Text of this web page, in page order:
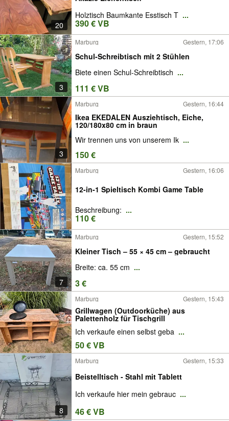
20
Holztisch Baumkante Esstisch T ...
390 € VB
3
Marburg Gestern, 17:06
Schul-Schreibtisch mit 2 Stühlen
Biete einen Schul-Schreibtisch ...
111 € VB
3
Marburg Gestern, 16:44
Ikea EKEDALEN Ausziehtisch, Eiche,
120/180x80 cm in braun
Wir trennen uns von unserem Ik ...
150 €
Marburg Gestern, 16:06
12-in-1 Spieltisch Kombi Game Table
Beschreibung: ...
110 €
7
Marburg Gestern, 15:52
Kleiner Tisch – 55 × 45 cm – gebraucht
Breite: ca. 55 cm ...
3 €
Marburg Gestern, 15:43
Grillwagen (Outdoorküche) aus
Palettenholz für Tischgrill
Ich verkaufe einen selbst geba ...
50 € VB
8
Marburg Gestern, 15:33
Beistelltisch - Stahl mit Tablett
Ich verkaufe hier mein gebrauc ...
46 € VB